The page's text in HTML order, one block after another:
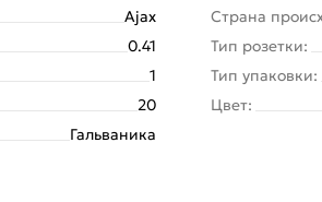
Ajax
0.41
1
20
Гальваника
Страна
Тип розетки:
Тип упаковки:
Цвет: